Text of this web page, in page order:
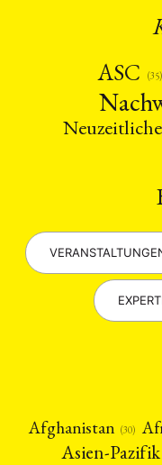
ASC
(35)
Afghanistan (30)
Asien-Pazifik